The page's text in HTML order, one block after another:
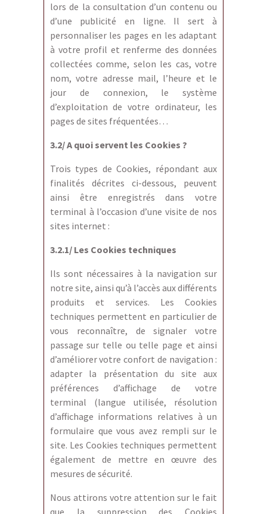
lors de la consultation d’un contenu ou
d’une publicité en ligne. Il sert à
personnaliser les pages en les adaptant
à votre profil et renferme des données
collectées comme, selon les cas, votre
nom, votre adresse mail, l’heure et le
jour de connexion, le système
d’exploitation de votre ordinateur, les
pages de sites fréquentées…
3.2/ A quoi servent les Cookies ?
Trois types de Cookies, répondant aux
finalités décrites ci-dessous, peuvent
ainsi être enregistrés dans votre
terminal à l’occasion d’une visite de nos
sites internet :
3.2.1/ Les Cookies techniques
Ils sont nécessaires à la navigation sur
notre site, ainsi qu’à l’accès aux différents
produits et services. Les Cookies
techniques permettent en particulier de
vous reconnaître, de signaler votre
passage sur telle ou telle page et ainsi
d’améliorer votre confort de navigation :
adapter la présentation du site aux
préférences d’affichage de votre
terminal (langue utilisée, résolution
d’affichage informations relatives à un
formulaire que vous avez rempli sur le
site. Les Cookies techniques permettent
également de mettre en œuvre des
mesures de sécurité.
Nous attirons votre attention sur le fait